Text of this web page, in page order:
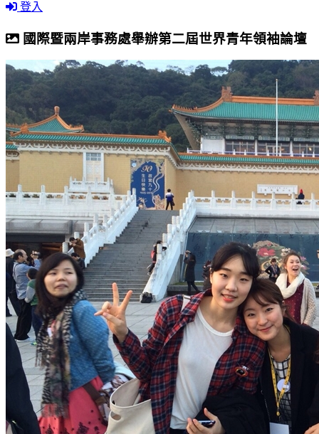
登入
國際暨兩岸事務處舉辦第二屆世界青年領袖論壇